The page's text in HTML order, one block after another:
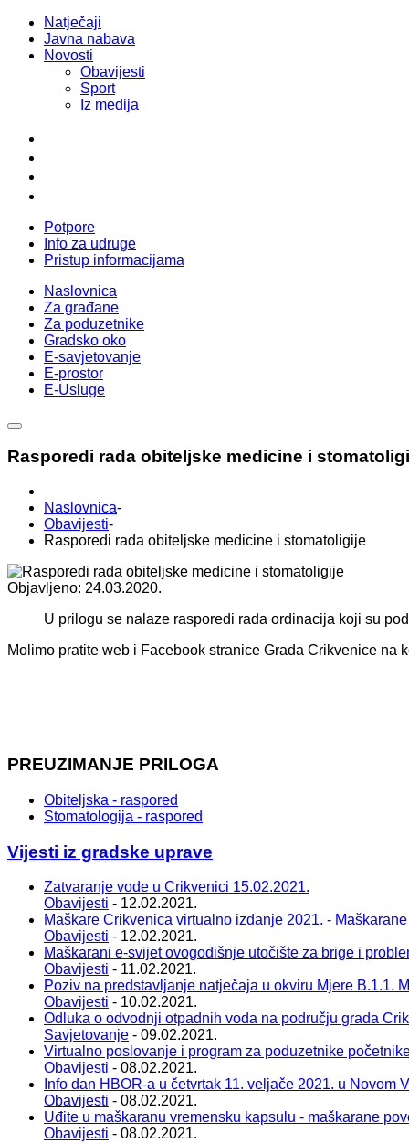
Natječaji
Javna nabava
Novosti
Obavijesti
Sport
Iz medija
Potpore
Info za udruge
Pristup informacijama
Naslovnica
Za građane
Za poduzetnike
Gradsko oko
E-savjetovanje
E-prostor
E-Usluge
Rasporedi rada obiteljske medicine i
Naslovnica-
Obavijesti-
Rasporedi rada obiteljske medicine i stomatoligije
Objavljeno: 24.03.2020.
U prilogu se nalaze rasporedi rada ordinacija koji su
Molimo pratite web i Facebook stranice Grada Crikvenice
PREUZIMANJE PRILOGA
Obiteljska - raspored
Stomatologija - raspored
Vijesti iz gradske uprave
Zatvaranje vode u Crikvenici 15.02.2021.
Obavijesti - 12.02.2021.
Maškare Crikvenica virtualno izdanje 2021. -
Obavijesti - 12.02.2021.
Maškarani e-svijet ovogodišnje utočište za brige i
Obavijesti - 11.02.2021.
Poziv na predstavljanje natječaja u okviru Mjere B.1.1.
Obavijesti - 10.02.2021.
Odluka o odvodnji otpadnih voda na području grada
Savjetovanje - 09.02.2021.
Virtualno poslovanje i program za poduzetnike
Obavijesti - 08.02.2021.
Info dan HBOR-a u četvrtak 11. veljače 2021. u Novom
Obavijesti - 08.02.2021.
Uđite u maškaranu vremensku kapsulu - maškarane
Obavijesti - 08.02.2021.